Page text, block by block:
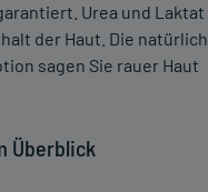
Urea und Laktat
der Haut. Die
sagen Sie rauer Haut
Überblick